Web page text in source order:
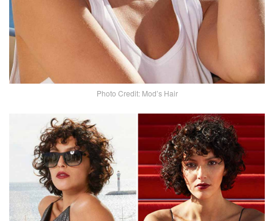
Photo Credit: Mod’s Hair